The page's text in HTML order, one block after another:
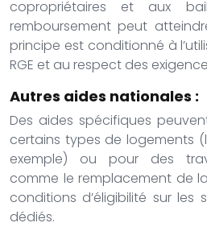
copropriétaires et aux
remboursement peut
principe est conditionné à
RGE et au respect des
Autres aides nationales :
Des aides spécifiques
certains types de logements
exemple) ou pour des
comme le remplacement de
conditions d’éligibilité sur les
dédiés.